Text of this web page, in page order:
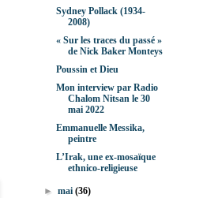
Sydney Pollack (1934-
2008)
« Sur les traces du passé »
de Nick Baker Monteys
Poussin et Dieu
Mon interview par Radio
Chalom Nitsan le 30
mai 2022
Emmanuelle Messika,
peintre
L’Irak, une ex-mosaïque
ethnico-religieuse
►mai(36)